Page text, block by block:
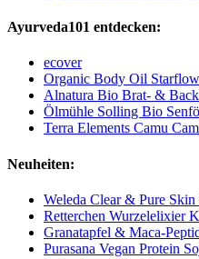
Ayurveda101 entdecken:
ecover
Organic Body Oil
Alnatura Bio Brat- &
Ölmühle Solling Bio
Terra Elements Camu
Neuheiten:
Weleda Clear & Pure
Retterchen Wurzelelixier
Granatapfel & Maca-
Purasana Vegan Protein